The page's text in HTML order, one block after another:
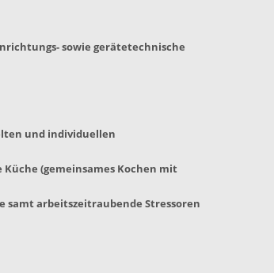
sowie gerätetechnische
und individuellen
(gemeinsames Kochen mit
samt arbeitszeitraubende Stressoren